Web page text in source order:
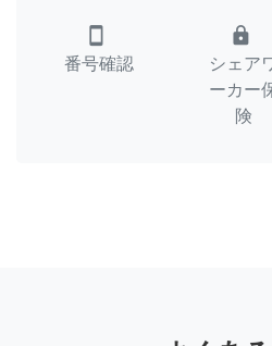
smartphone
番号確認
lock
シェア
ーカー
険